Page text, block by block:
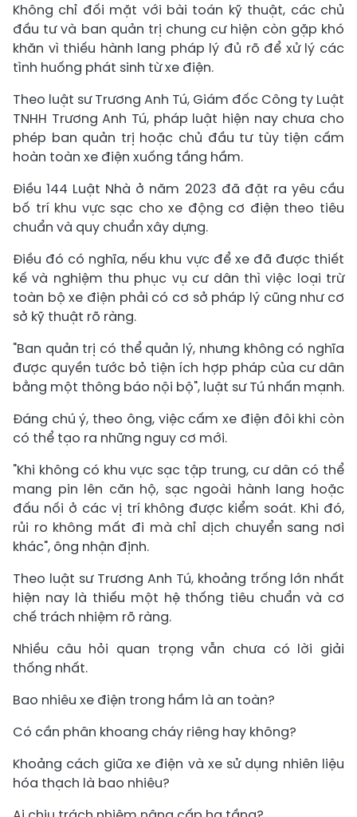
Không chỉ đối mặt với bài toán kỹ thuật, các chủ
đầu tư và ban quản trị chung cư hiện còn gặp khó
khăn vì thiếu hành lang pháp lý đủ rõ để xử lý các
tình huống phát sinh từ xe điện.
Theo luật sư Trương Anh Tú, Giám đốc Công ty Luật
TNHH Trương Anh Tú, pháp luật hiện nay chưa cho
phép ban quản trị hoặc chủ đầu tư tùy tiện cấm
hoàn toàn xe điện xuống tầng hầm.
Điều 144 Luật Nhà ở năm 2023 đã đặt ra yêu cầu
bố trí khu vực sạc cho xe động cơ điện theo tiêu
chuẩn và quy chuẩn xây dựng.
Điều đó có nghĩa, nếu khu vực để xe đã được thiết
kế và nghiệm thu phục vụ cư dân thì việc loại trừ
toàn bộ xe điện phải có cơ sở pháp lý cũng như cơ
sở kỹ thuật rõ ràng.
"Ban quản trị có thể quản lý, nhưng không có nghĩa
được quyền tước bỏ tiện ích hợp pháp của cư dân
bằng một thông báo nội bộ", luật sư Tú nhấn mạnh.
Đáng chú ý, theo ông, việc cấm xe điện đôi khi còn
có thể tạo ra những nguy cơ mới.
"Khi không có khu vực sạc tập trung, cư dân có thể
mang pin lên căn hộ, sạc ngoài hành lang hoặc
đấu nối ở các vị trí không được kiểm soát. Khi đó,
rủi ro không mất đi mà chỉ dịch chuyển sang nơi
khác", ông nhận định.
Theo luật sư Trương Anh Tú, khoảng trống lớn nhất
hiện nay là thiếu một hệ thống tiêu chuẩn và cơ
chế trách nhiệm rõ ràng.
Nhiều câu hỏi quan trọng vẫn chưa có lời giải
thống nhất.
Bao nhiêu xe điện trong hầm là an toàn?
Có cần phân khoang cháy riêng hay không?
Khoảng cách giữa xe điện và xe sử dụng nhiên liệu
hóa thạch là bao nhiêu?